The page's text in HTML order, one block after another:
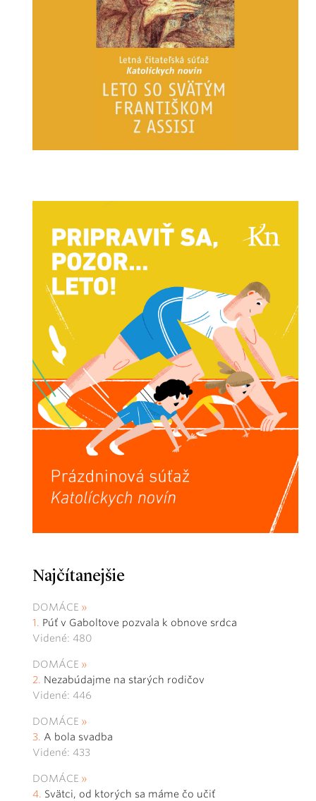
Najčítanejšie
DOMÁCE
Púť v Gaboltove pozvala k obnove srdca
Videné: 480
DOMÁCE
Nezabúdajme na starých rodičov
Videné: 446
DOMÁCE
A bola svadba
Videné: 433
DOMÁCE
Svätci, od ktorých sa máme čo učiť